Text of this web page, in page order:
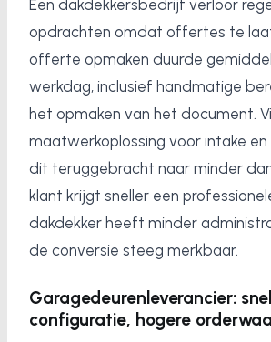
Een dakdekkersbedrijf verloor
opdrachten omdat offertes te
offerte opmaken duurde
werkdag, inclusief handmatige
het opmaken van het document.
maatwerkoplossing voor intake
dit teruggebracht naar minder
klant krijgt sneller een
dakdekker heeft minder
de conversie steeg merkbaar.
Garagedeurenleverancier:
configuratie, hogere